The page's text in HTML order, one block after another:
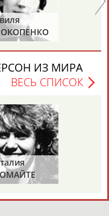
Загалав
АБДУЛБЕКОВ
Назир
АБДУЛЛАЕВ
ИЗ МИРА
ВЕСЬ СПИСОК